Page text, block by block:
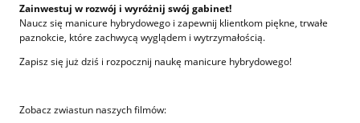
Zainwestuj w rozwój i wyróżnij swój gabinet!
Naucz się manicure hybrydowego i zapewnij klientkom piękne, trwałe
paznokcie, które zachwycą wyglądem i wytrzymałością.
Zapisz się już dziś i rozpocznij naukę manicure hybrydowego!
Zobacz zwiastun naszych filmów: